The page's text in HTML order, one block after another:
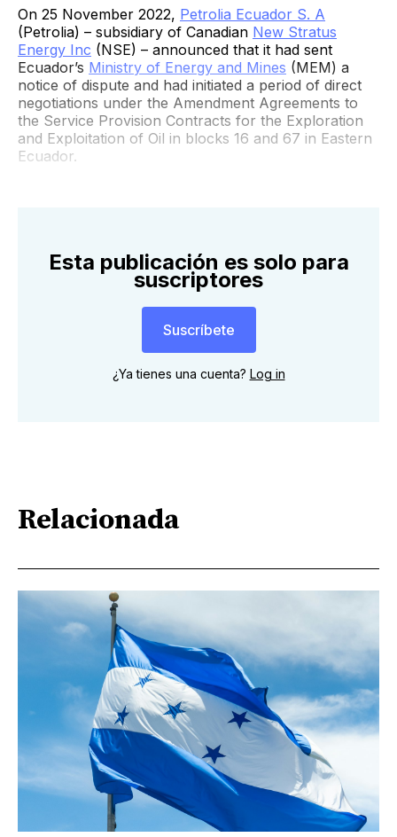
On 25 November 2022, Petrolia Ecuador S. A
(Petrolia) – subsidiary of Canadian New Stratus
Energy Inc (NSE) – announced that it had sent
Ecuador’s Ministry of Energy and Mines (MEM) a
notice of dispute and had initiated a period of direct
negotiations under the Amendment Agreements to
the Service Provision Contracts for the Exploration
and Exploitation of Oil in blocks 16 and 67 in Eastern
Ecuador.
Esta publicación es solo para
suscriptores
Suscríbete
¿Ya tienes una cuenta? Log in
Relacionada